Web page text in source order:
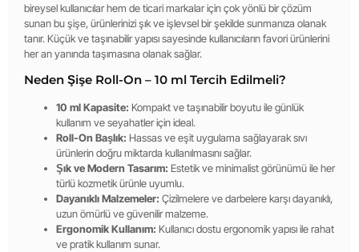
bireysel kullanıcılar hem de ticari markalar için çok yönlü bir çözüm
sunan bu şişe, ürünlerinizi şık ve işlevsel bir şekilde sunmanıza olanak
tanır. Küçük ve taşınabilir yapısı sayesinde kullanıcıların favori ürünlerini
her an yanında taşımasına olanak sağlar.
Neden Şişe Roll-On – 10 ml Tercih Edilmeli?
10 ml Kapasite: Kompakt ve taşınabilir boyutu ile günlük
kullanım ve seyahatler için ideal.
Roll-On Başlık: Hassas ve eşit uygulama sağlayarak sıvı
ürünlerin doğru miktarda kullanılmasını sağlar.
Şık ve Modern Tasarım: Estetik ve minimalist görünümü ile her
türlü kozmetik ürünle uyumlu.
Dayanıklı Malzemeler: Çizilmelere ve darbelere karşı dayanıklı,
uzun ömürlü ve güvenilir malzeme.
Ergonomik Kullanım: Kullanıcı dostu ergonomik yapısı ile rahat
ve pratik kullanım sunar.